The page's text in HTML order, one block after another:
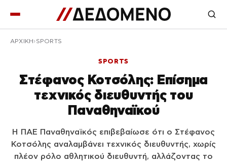
ΑΡΧΙΚΉ SPORTS
SPORTS
Στέφανος Κοτσόλης: Επίσημα
τεχνικός διευθυντής του
Παναθηναϊκού
Η ΠΑΕ Παναθηναϊκός επιβεβαίωσε ότι ο Στέφανος
Κοτσόλης αναλαμβάνει τεχνικός διευθυντής, χωρίς
πλέον ρόλο αθλητικού διευθυντή, αλλάζοντας το